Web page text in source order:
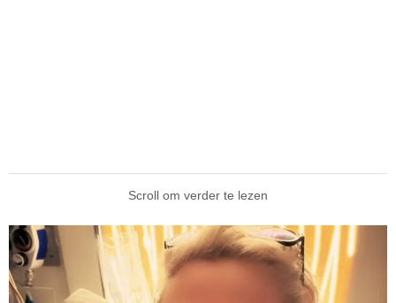
Scroll om verder te lezen